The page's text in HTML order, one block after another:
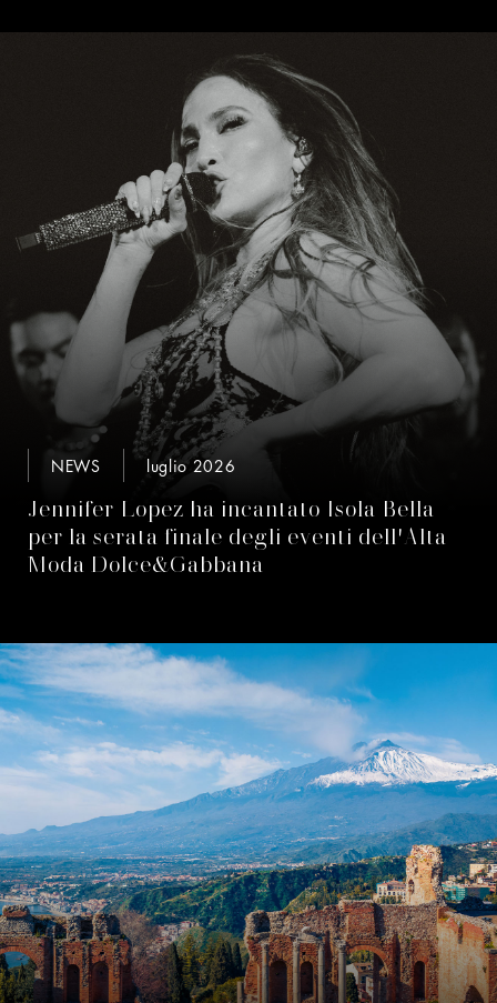
NEWS luglio 2026
Jennifer Lopez ha incantato Isola Bella
per la serata finale degli eventi dell'Alta
Moda Dolce&Gabbana